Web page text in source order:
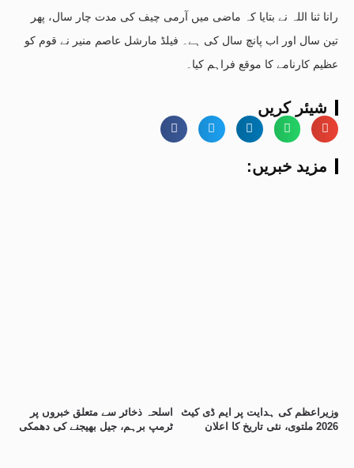
رانا ثنا اللہ نے بتایا کہ ماضی میں آرمی چیف کی مدت چار سال، پھر
تین سال اور اب پانچ سال کی ہے۔ فیلڈ مارشل عاصم منیر نے قوم کو
عظیم کارنامے کا موقع فراہم کیا۔
شیئر کریں
:مزید خبریں
اسلحہ ذخائر سے متعلق خبروں پر
ٹرمپ برہم، جیل بھیجنے کی دھمکی
وزیراعظم کی ہدایت پر ایم ڈی کیٹ
2026 ملتوی، نئی تاریخ کا اعلان